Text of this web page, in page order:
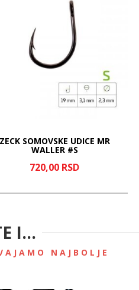
ZECK SOMOVSKE UDICE MR
WALLER #S
720,00 RSD
I...
NAJBOLJE